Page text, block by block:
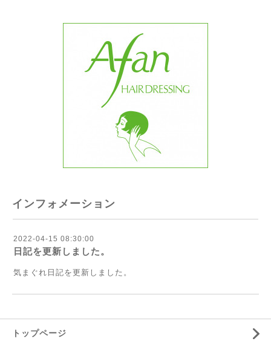
インフォメーション
2022-04-15 08:30:00
日記を更新しました。
気まぐれ日記を更新しました。
トップページ